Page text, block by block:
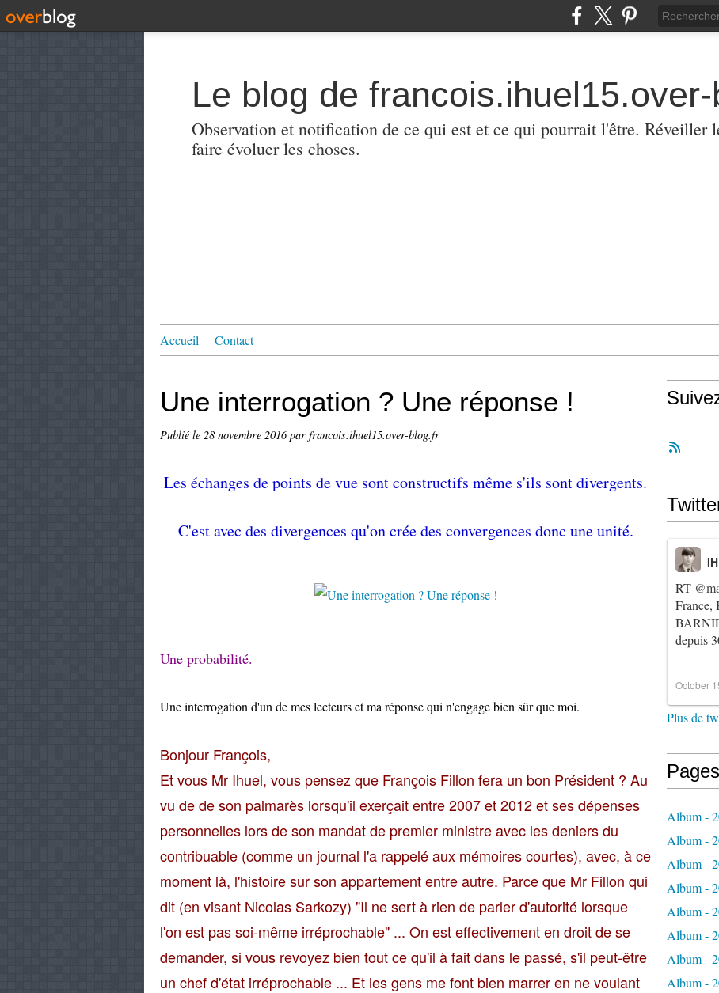
Le blog de
Observation et notification de ce qui est et ce qui pourrait l'être. Réveiller
faire évoluer les choses.
Accueil Contact
Une interrogation ? Une réponse !
Publié le 28 novembre 2016par francois.ihuel15.over-blog.fr
Les échanges de points de vue sont constructifs même s'ils sont divergents.
C'est avec des divergences qu'on crée des convergences donc une unité.
Une probabilité.
Une interrogation d'un de mes lecteurs et ma réponse qui n'engage bien sûr que moi.
Bonjour François,
Et vous Mr Ihuel, vous pensez que François Fillon fera un bon Président ? Au
vu de de son palmarès lorsqu'il exerçait entre 2007 et 2012 et ses dépenses
personnelles lors de son mandat de premier ministre avec les deniers du
contribuable (comme un journal l'a rappelé aux mémoires courtes), avec, à ce
moment là, l'histoire sur son appartement entre autre. Parce que Mr Fillon qui
dit (en visant Nicolas Sarkozy) "Il ne sert à rien de parler d'autorité lorsque
l'on est pas soi-même irréprochable" ... On est effectivement en droit de se
demander, si vous revoyez bien tout ce qu'il à fait dans le passé, s'il peut-être
un chef d'état irréprochable ... Et les gens me font bien marrer en ne voulant
RT
France,
depuis
October
Plus de
Pages
Album -
Album -
Album -
Album -
Album -
Album -
Album -
Album -